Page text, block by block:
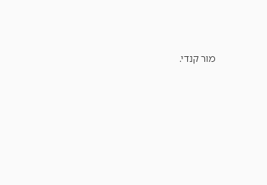
מור קנדי.